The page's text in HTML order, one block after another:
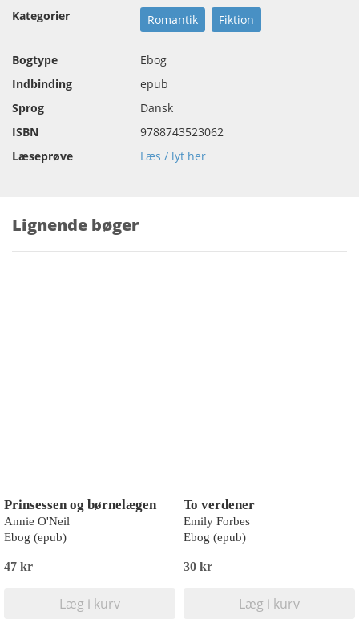
Kategorier
Romantik Fiktion
Bogtype
Ebog
Indbinding
epub
Sprog
Dansk
ISBN
9788743523062
Læseprøve
Læs / lyt her
Lignende bøger
Prinsessen og børnelægen
Annie O'Neil
Ebog (epub)
47 kr
Læg i kurv
To verdener
Emily Forbes
Ebog (epub)
30 kr
Læg i kurv